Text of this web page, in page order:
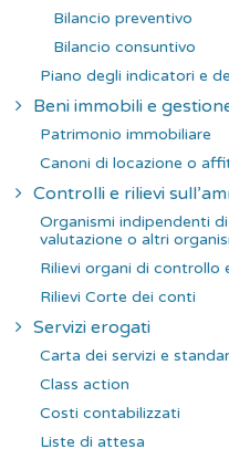
Bilancio preventivo
Bilancio consuntivo
Piano degli indicatori e
Beni immobili e
Patrimonio immobiliare
Canoni di locazione o
Controlli e rilievi
Organismi indipendenti
valutazione o altri
Rilievi organi di controllo
Rilievi Corte dei conti
Servizi erogati
Carta dei servizi e
Class action
Costi contabilizzati
Liste di attesa